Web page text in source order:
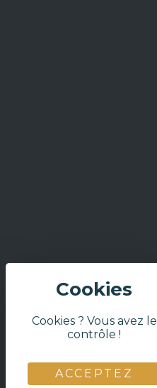
Cookies ? Vous avez le
contrôle !
ACCEPTEZ